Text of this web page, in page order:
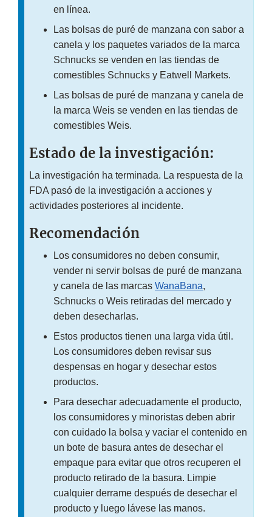
en línea.
Las bolsas de puré de manzana con sabor a
canela y los paquetes variados de la marca
Schnucks se venden en las tiendas de
comestibles Schnucks y Eatwell Markets.
Las bolsas de puré de manzana y canela de
la marca Weis se venden en las tiendas de
comestibles Weis.
Estado de la investigación:
La investigación ha terminada. La respuesta de la
FDA pasó de la investigación a acciones y
actividades posteriores al incidente.
Recomendación
Los consumidores no deben consumir,
vender ni servir bolsas de puré de manzana
y canela de las marcas WanaBana,
Schnucks o Weis retiradas del mercado y
deben desecharlas.
Estos productos tienen una larga vida útil.
Los consumidores deben revisar sus
despensas en hogar y desechar estos
productos.
Para desechar adecuadamente el producto,
los consumidores y minoristas deben abrir
con cuidado la bolsa y vaciar el contenido en
un bote de basura antes de desechar el
empaque para evitar que otros recuperen el
producto retirado de la basura. Limpie
cualquier derrame después de desechar el
producto y luego lávese las manos.